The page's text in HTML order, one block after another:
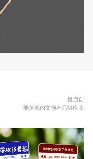
星启创
能落地的文创产品供应商